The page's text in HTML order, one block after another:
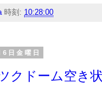
時刻: 10:28:00
日金曜日
クドーム空き